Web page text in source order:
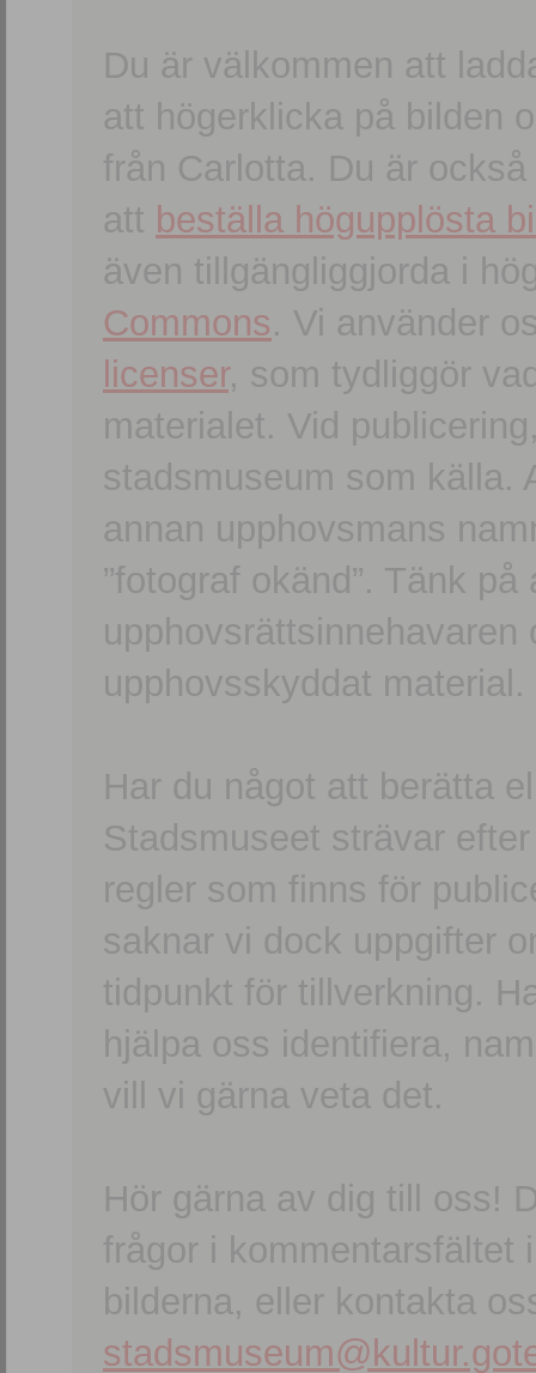
Du är välkommen att
att högerklicka på bilden
från Carlotta. Du är
att beställa högupplösta
även tillgängliggjorda i
Commons. Vi använder
licenser, som tydliggör
materialet. Vid
stadsmuseum som källa.
annan upphovsmans
”fotograf okänd”. Tänk
upphovsskyddat material.
Har du något att berätta
Stadsmuseet strävar
regler som finns för
saknar vi dock uppgifter
tidpunkt för tillverkning.
hjälpa oss identifiera,
vill vi gärna veta det.
Hör gärna av dig till oss!
frågor i kommentarsfältet
bilderna, eller kontakta